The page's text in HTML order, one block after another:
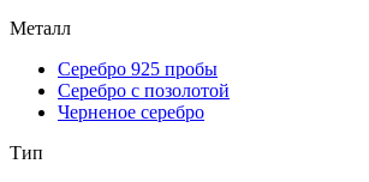
Металл
Серебро 925 пробы
Серебро с позолотой
Черненое серебро
Тип